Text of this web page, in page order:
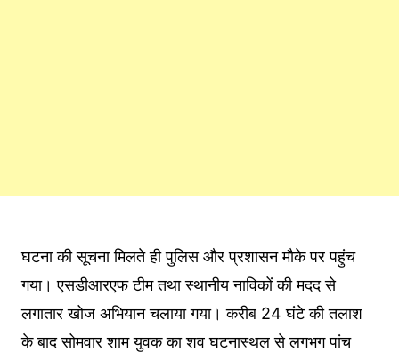
घटना की सूचना मिलते ही पुलिस और प्रशासन मौके पर पहुंच
गया। एसडीआरएफ टीम तथा स्थानीय नाविकों की मदद से
लगातार खोज अभियान चलाया गया। करीब 24 घंटे की तलाश
के बाद सोमवार शाम युवक का शव घटनास्थल से लगभग पांच